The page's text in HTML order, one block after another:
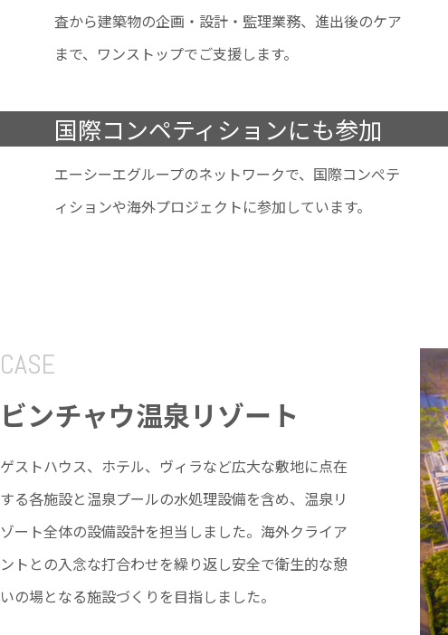
査から建築物の企画・設計・監理業務、進出後のケア
まで、ワンストップでご支援します。
国際コンペティションにも参加
エーシーエグループのネットワークで、国際コンぺテ
ィションや海外プロジェクトに参加しています。
CASE
ビンチャウ温泉リゾート
ゲストハウス、ホテル、ヴィラなど広大な敷地に点在
する各施設と温泉プールの水処理設備を含め、温泉リ
ゾート全体の設備設計を担当しました。海外クライア
ントとの入念な打合わせを繰り返し安全で衛生的な憩
いの場となる施設づくりを目指しました。